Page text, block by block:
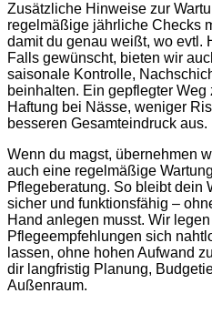
Zusätzliche Hinweise zur
regelmäßige jährliche Checks
damit du genau weißt, wo evtl.
Falls gewünscht, bieten wir
saisonale Kontrolle,
beinhalten. Ein gepflegter
Haftung bei Nässe, weniger
besseren Gesamteindruck aus.
Wenn du magst, übernehmen
auch eine regelmäßige
Pflegeberatung. So bleibt dein
sicher und funktionsfähig –
Hand anlegen musst. Wir
Pflegeempfehlungen sich
lassen, ohne hohen Aufwand
dir langfristig Planung,
Außenraum.